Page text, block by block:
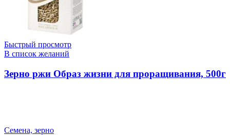
Быстрый просмотр
В список желаний
Зерно ржи Образ жизни для проращивания, 500г
Семена, зерно